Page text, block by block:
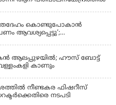
മൃതദേഹം കൊണ്ടുപോകാന്‍
ആവശ്യപ്പെട്ടു’;
ആലപ്പുഴയില്‍; ഹൗസ് ബോട്ട്
കാണും
നീണ്ടകര ഫിഷറീസ്
നടപടി